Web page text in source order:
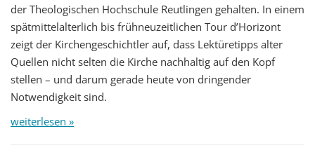
der Theologischen Hochschule Reutlingen gehalten. In einem
spätmittelalterlich bis frühneuzeitlichen Tour d’Horizont
zeigt der Kirchengeschichtler auf, dass Lektüretipps alter
Quellen nicht selten die Kirche nachhaltig auf den Kopf
stellen – und darum gerade heute von dringender
Notwendigkeit sind.
weiterlesen »